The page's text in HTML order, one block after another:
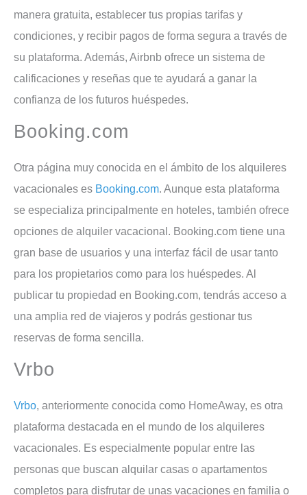
manera gratuita, establecer tus propias tarifas y
condiciones, y recibir pagos de forma segura a través de
su plataforma. Además, Airbnb ofrece un sistema de
calificaciones y reseñas que te ayudará a ganar la
confianza de los futuros huéspedes.
Booking.com
Otra página muy conocida en el ámbito de los alquileres
vacacionales es Booking.com. Aunque esta plataforma
se especializa principalmente en hoteles, también ofrece
opciones de alquiler vacacional. Booking.com tiene una
gran base de usuarios y una interfaz fácil de usar tanto
para los propietarios como para los huéspedes. Al
publicar tu propiedad en Booking.com, tendrás acceso a
una amplia red de viajeros y podrás gestionar tus
reservas de forma sencilla.
Vrbo
Vrbo, anteriormente conocida como HomeAway, es otra
plataforma destacada en el mundo de los alquileres
vacacionales. Es especialmente popular entre las
personas que buscan alquilar casas o apartamentos
completos para disfrutar de unas vacaciones en familia o